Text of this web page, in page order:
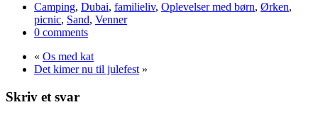
Camping, Dubai, familieliv, Oplevelser med børn, Ørken,
picnic, Sand, Venner
0 comments
« Os med kat
Det kimer nu til julefest »
Skriv et svar